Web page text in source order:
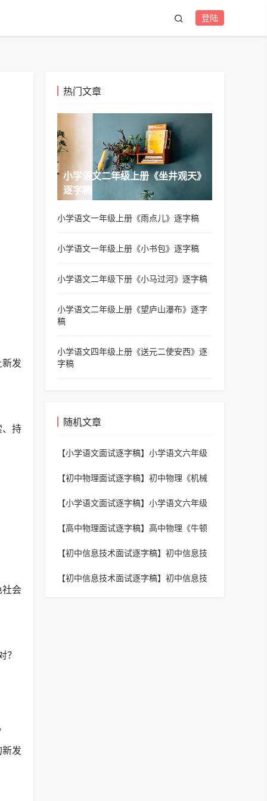
登陆
发
、持
社会
？
发
热门文章
小学语文二年级上册《坐井观天》
逐字稿
小学语文一年级上册《雨点儿》逐字稿
小学语文一年级上册《小书包》逐字稿
小学语文二年级下册《小马过河》逐字稿
小学语文二年级上册《望庐山瀑布》逐字
稿
小学语文四年级上册《送元二使安西》逐
字稿
随机文章
【小学语文面试逐字稿】 小学语文六年级
【初中物理面试逐字稿】 初中物理《机械
【小学语文面试逐字稿】 小学语文六年级
【高中物理面试逐字稿】 高中物理《牛顿
【初中信息技术面试逐字稿】 初中信息技
行》逐字稿
【初中信息技术面试逐字稿】 初中信息技